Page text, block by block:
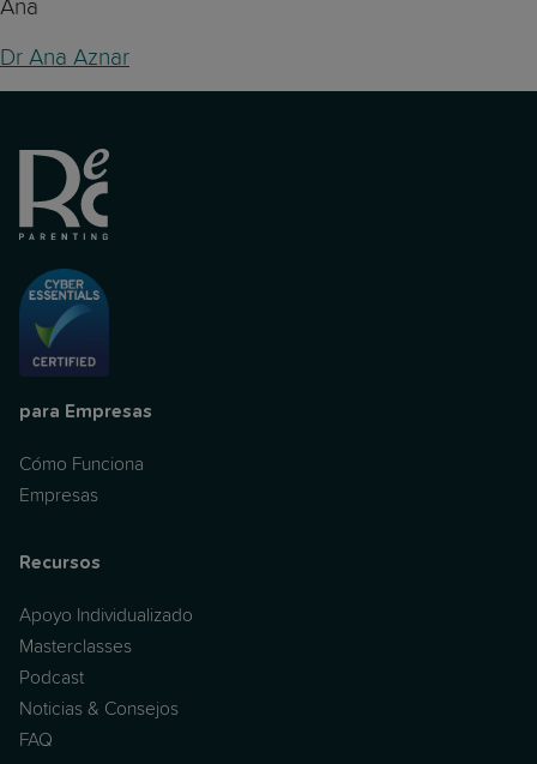
Ana
Dr Ana Aznar
para Empresas
Cómo Funciona
Empresas
Recursos
Apoyo Individualizado
Masterclasses
Podcast
Noticias & Consejos
FAQ